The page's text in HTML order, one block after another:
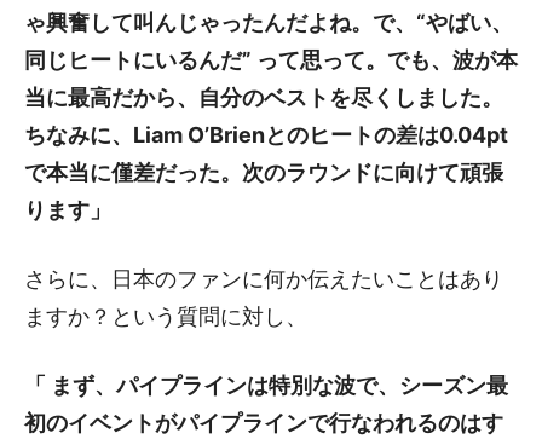
ゃ興奮して叫んじゃったんだよね。で、“やばい、
同じヒートにいるんだ” って思って。でも、波が本
当に最高だから、自分のベストを尽くしました。
ちなみに、 Liam O’Brienとのヒートの差は0.04pt
で本当に僅差だった。次のラウンドに向けて頑張
ります」
さらに、日本のファンに何か伝えたいことはあり
ますか？という質問に対し、
「 まず、パイプラインは特別な波で、シーズン最
初のイベントがパイプラインで行なわれるのはす